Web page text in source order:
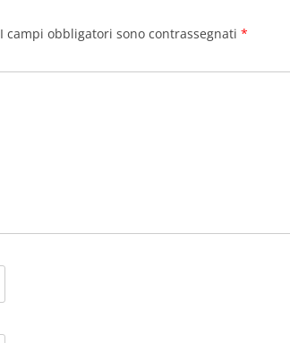
I campi obbligatori sono contrassegnati *